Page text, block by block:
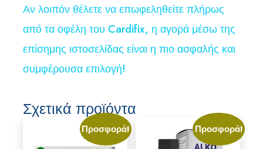
Αν λοιπόν θέλετε να επωφεληθείτε πλήρως
από τα οφέλη του Cardifix, η αγορά μέσω της
επίσημης ιστοσελίδας είναι η πιο ασφαλής και
συμφέρουσα επιλογή!
Σχετικά προϊόντα
Προσφορά! Προσφορά!